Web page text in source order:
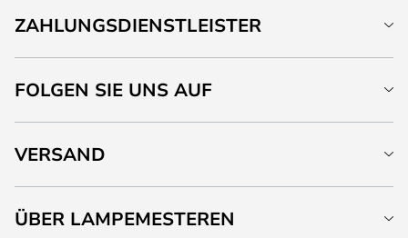
ZAHLUNGSDIENSTLEISTER
FOLGEN SIE UNS AUF
VERSAND
ÜBER LAMPEMESTEREN